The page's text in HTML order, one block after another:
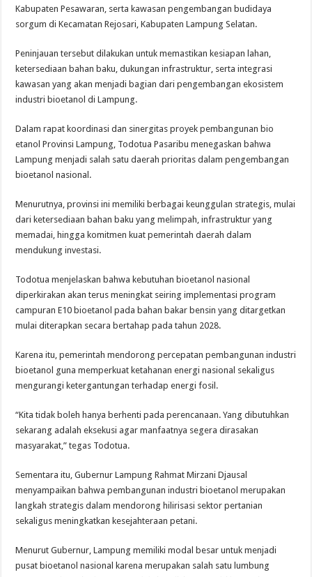
Kabupaten Pesawaran, serta kawasan pengembangan budidaya
sorgum di Kecamatan Rejosari, Kabupaten Lampung Selatan.
Peninjauan tersebut dilakukan untuk memastikan kesiapan lahan,
ketersediaan bahan baku, dukungan infrastruktur, serta integrasi
kawasan yang akan menjadi bagian dari pengembangan ekosistem
industri bioetanol di Lampung.
Dalam rapat koordinasi dan sinergitas proyek pembangunan bio
etanol Provinsi Lampung, Todotua Pasaribu menegaskan bahwa
Lampung menjadi salah satu daerah prioritas dalam pengembangan
bioetanol nasional.
Menurutnya, provinsi ini memiliki berbagai keunggulan strategis, mulai
dari ketersediaan bahan baku yang melimpah, infrastruktur yang
memadai, hingga komitmen kuat pemerintah daerah dalam
mendukung investasi.
Todotua menjelaskan bahwa kebutuhan bioetanol nasional
diperkirakan akan terus meningkat seiring implementasi program
campuran E10 bioetanol pada bahan bakar bensin yang ditargetkan
mulai diterapkan secara bertahap pada tahun 2028.
Karena itu, pemerintah mendorong percepatan pembangunan industri
bioetanol guna memperkuat ketahanan energi nasional sekaligus
mengurangi ketergantungan terhadap energi fosil.
“Kita tidak boleh hanya berhenti pada perencanaan. Yang dibutuhkan
sekarang adalah eksekusi agar manfaatnya segera dirasakan
masyarakat,” tegas Todotua.
Sementara itu, Gubernur Lampung Rahmat Mirzani Djausal
menyampaikan bahwa pembangunan industri bioetanol merupakan
langkah strategis dalam mendorong hilirisasi sektor pertanian
sekaligus meningkatkan kesejahteraan petani.
Menurut Gubernur, Lampung memiliki modal besar untuk menjadi
pusat bioetanol nasional karena merupakan salah satu lumbung